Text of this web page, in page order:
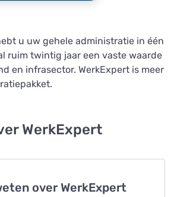
u uw gehele administratie in één
ruim twintig jaar een vaste waarde
en infrasector. WerkExpert is meer
WerkExpert
over WerkExpert